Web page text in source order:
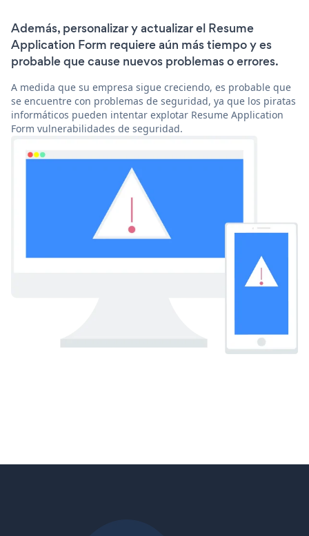
Además, personalizar y actualizar el Resume
Application Form requiere aún más tiempo y es
probable que cause nuevos problemas o errores.
A medida que su empresa sigue creciendo, es probable que
se encuentre con problemas de seguridad, ya que los piratas
informáticos pueden intentar explotar Resume Application
Form vulnerabilidades de seguridad.